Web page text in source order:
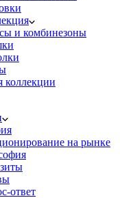
и комбинезоны
коллекции
на рынке
ответ